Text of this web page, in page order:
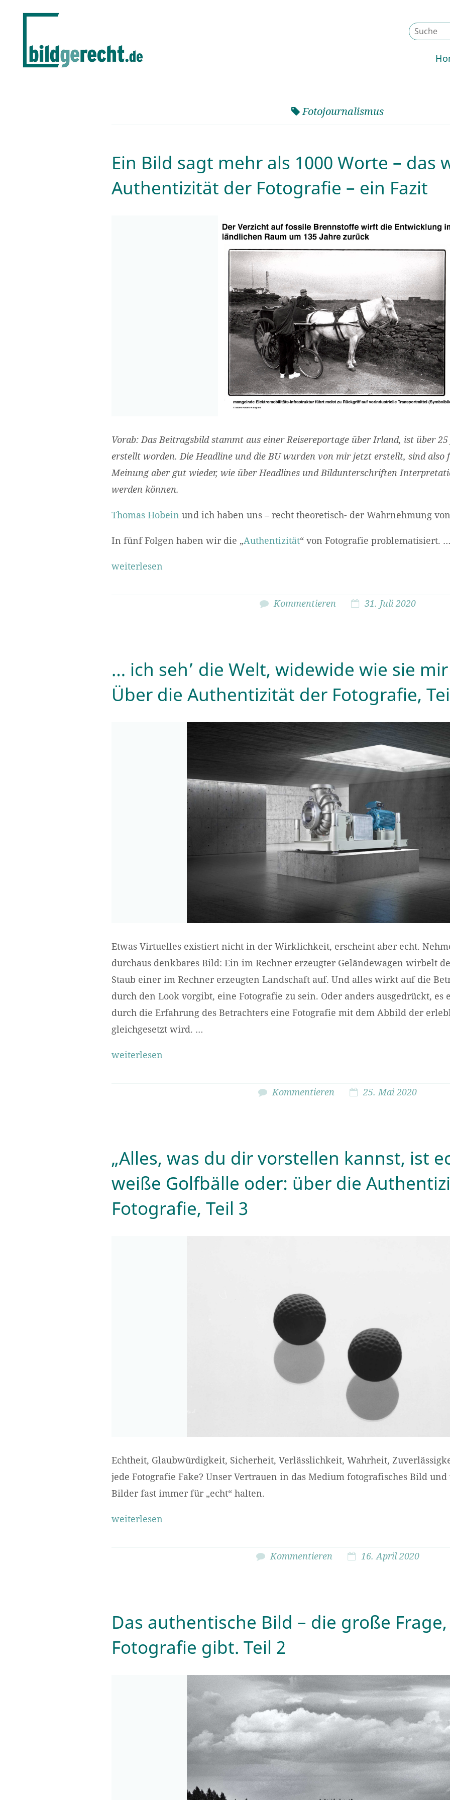
Fotojournalismus
Ein Bild sagt mehr als 1000 Worte – das
Authentizität der Fotografie – ein Fazit
Vorab: Das Beitragsbild stammt aus einer Reisereportage über Irland, ist über
erstellt worden. Die Headline und die BU wurden von mir jetzt erstellt, sind also
Meinung aber gut wieder, wie über Headlines und Bildunterschriften
werden können.
Thomas Hobein und ich haben uns – recht theoretisch- der Wahrnehmung
In fünf Folgen haben wir die „Authentizität“ von Fotografie problematisiert. …
weiterlesen
Kommentieren 31. Juli 2020
… ich seh’ die Welt, widewide wie sie
Über die Authentizität der Fotografie,
Etwas Virtuelles existiert nicht in der Wirklichkeit, erscheint aber echt.
durchaus denkbares Bild: Ein im Rechner erzeugter Geländewagen wirbelt
Staub einer im Rechner erzeugten Landschaft auf. Und alles wirkt auf die
durch den Look vorgibt, eine Fotografie zu sein. Oder anders ausgedrückt, es
durch die Erfahrung des Betrachters eine Fotografie mit dem Abbild der
gleichgesetzt wird. …
weiterlesen
Kommentieren 25. Mai 2020
„Alles, was du dir vorstellen kannst, ist
weiße Golfbälle oder: über die
Fotografie, Teil 3
Echtheit, Glaubwürdigkeit, Sicherheit, Verlässlichkeit, Wahrheit,
jede Fotografie Fake? Unser Vertrauen in das Medium fotografisches Bild
Bilder fast immer für „echt“ halten.
weiterlesen
Kommentieren 16. April 2020
Das authentische Bild – die große
Fotografie gibt. Teil 2